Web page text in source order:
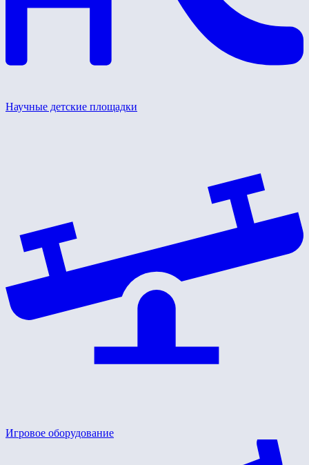
Научные детские площадки
Игровое оборудование